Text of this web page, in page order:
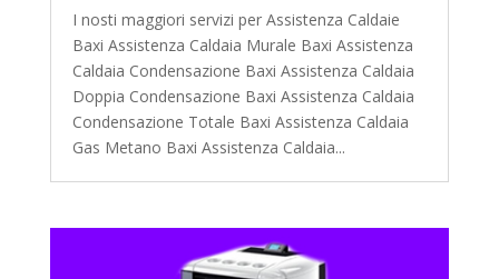
I nosti maggiori servizi per Assistenza Caldaie
Baxi Assistenza Caldaia Murale Baxi Assistenza
Caldaia Condensazione Baxi Assistenza Caldaia
Doppia Condensazione Baxi Assistenza Caldaia
Condensazione Totale Baxi Assistenza Caldaia
Gas Metano Baxi Assistenza Caldaia...